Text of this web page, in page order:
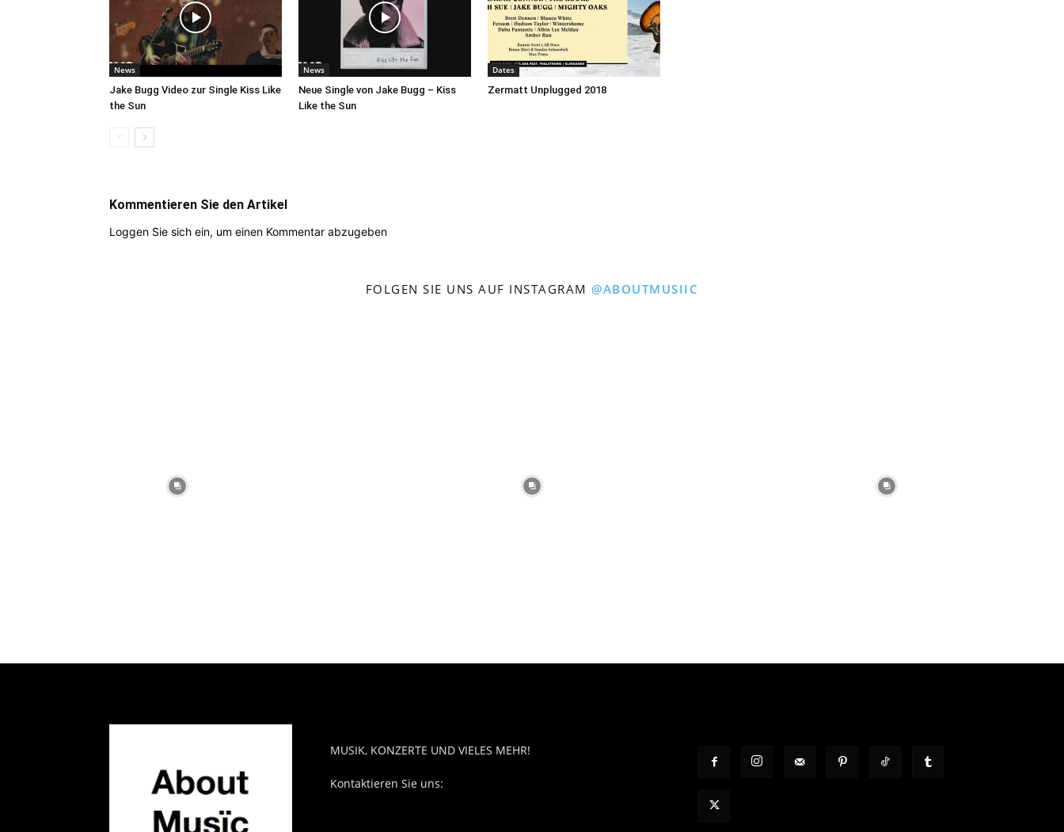
News
Jake Bugg Video zur Single Kiss Like
the Sun
News
Neue Single von Jake Bugg – Kiss
Like the Sun
Dates
Zermatt Unplugged 2018
Kommentieren Sie den Artikel
Loggen Sie sich ein, um einen Kommentar abzugeben
FOLGEN SIE UNS AUF INSTAGRAM@ABOUTMUSIIC
MUSIK, KONZERTE UND VIELES MEHR!
Kontaktieren Sie uns: